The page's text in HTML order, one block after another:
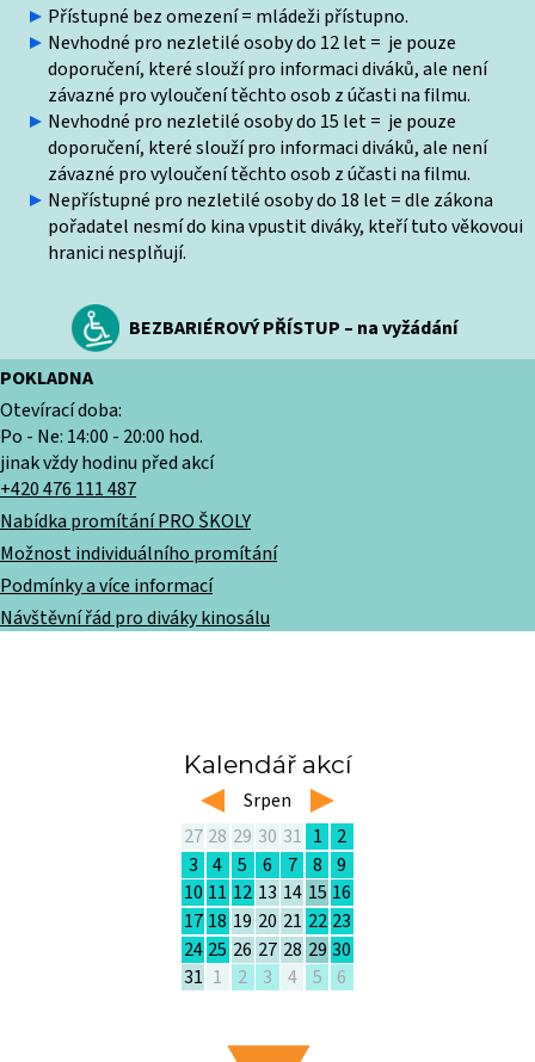
Přístupné bez omezení = mládeži přístupno.
Nevhodné pro nezletilé osoby do 12 let = je pouze
doporučení, které slouží pro informaci diváků, ale není
závazné pro vyloučení těchto osob z účasti na filmu.
Nevhodné pro nezletilé osoby do 15 let = je pouze
doporučení, které slouží pro informaci diváků, ale není
závazné pro vyloučení těchto osob z účasti na filmu.
Nepřístupné pro nezletilé osoby do 18 let = dle zákona
pořadatel nesmí do kina vpustit diváky, kteří tuto věkovoui
hranici nesplňují.
BEZBARIÉROVÝ PŘÍSTUP – na vyžádání
POKLADNA
Otevírací doba:
Po - Ne: 14:00 - 20:00 hod.
jinak vždy hodinu před akcí
+420 476 111 487
Nabídka promítání PRO ŠKOLY
Možnost individuálního promítání
Podmínky a více informací
Návštěvní řád pro diváky kinosálu
Kalendář akcí
left Srpen right
27 28 29 30 31 1
2
3
4 5 6 7 8
9
10 11 12 13 14 15 16
17 18 19 20 21 22 23
24 25 26 27 28 29 30
31 1 2 3 4 5 6